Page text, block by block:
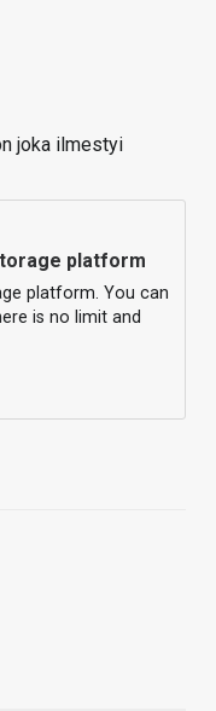
joka ilmestyi
platform
platform. You can
is no limit and